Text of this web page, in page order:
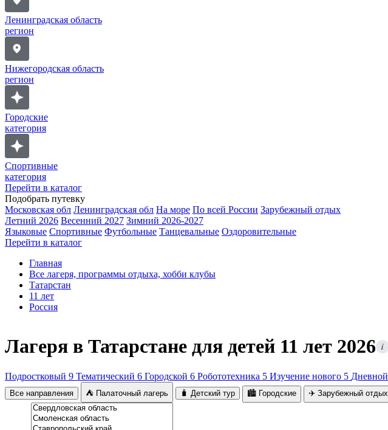
Ленинградская область
регион
Нижегородская область
регион
Городские
категория
Спортивные
категория
Перейти в каталог
Подобрать путевку
Московская обл Ленинградская обл На море По всей России Зарубежный отдых
Летний 2026 Весенний 2027 Зимний 2026-2027
Языковые Спортивные Футбольные Танцевальные Оздоровительные
Перейти в каталог
Главная
Все лагеря, программы отдыха, хобби клубы
Татарстан
11 лет
Россия
Лагеря в Татарстане для детей 11 лет 2026 i
Подростковый 9 Тематический 6 Городской 6 Робототехника 5 Изучение нового 5 Дневной
Все направления ⛺ Палаточный лагерь 🧳 Детский тур 🏙️ Городские ✈️ Зарубежный отдых